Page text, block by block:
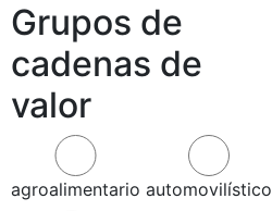
Grupos de
cadenas de
valor
agroalimentario automovilístico